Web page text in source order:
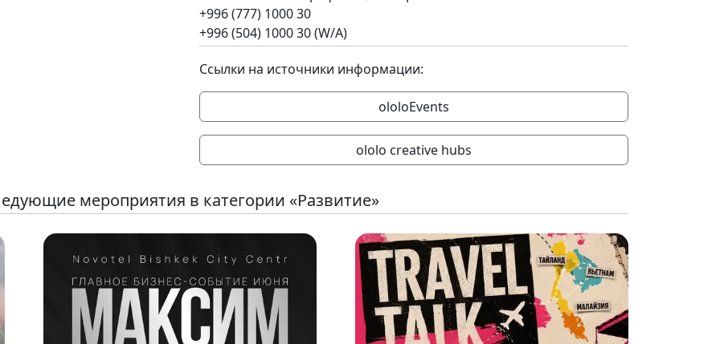
+996 (777) 1000 30
+996 (504) 1000 30 (W/A)
Ссылки на источники информации:
ololoEvents
ololo creative hubs
мероприятия в категории «Развитие»